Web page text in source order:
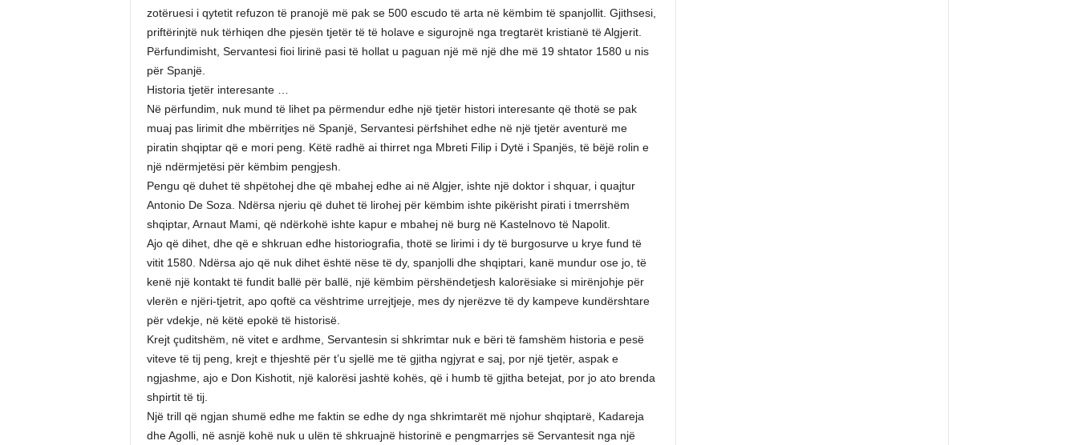
zotëruesi i qytetit refuzon të pranojë më pak se 500 escudo të arta në këmbim të spanjollit. Gjithsesi,
priftërinjtë nuk tërhiqen dhe pjesën tjetër të të holave e sigurojnë nga tregtarët kristianë të Algjerit.
Përfundimisht, Servantesi fioi lirinë pasi të hollat u paguan një më një dhe më 19 shtator 1580 u nis
për Spanjë.
Historia tjetër interesante …
Në përfundim, nuk mund të lihet pa përmendur edhe një tjetër histori interesante që thotë se pak
muaj pas lirimit dhe mbërritjes në Spanjë, Servantesi përfshihet edhe në një tjetër aventurë me
piratin shqiptar që e mori peng. Këtë radhë ai thirret nga Mbreti Filip i Dytë i Spanjës, të bëjë rolin e
një ndërmjetësi për këmbim pengjesh.
Pengu që duhet të shpëtohej dhe që mbahej edhe ai në Algjer, ishte një doktor i shquar, i quajtur
Antonio De Soza. Ndërsa njeriu që duhet të lirohej për këmbim ishte pikërisht pirati i tmerrshëm
shqiptar, Arnaut Mami, që ndërkohë ishte kapur e mbahej në burg në Kastelnovo të Napolit.
Ajo që dihet, dhe që e shkruan edhe historiografia, thotë se lirimi i dy të burgosurve u krye fund të
vitit 1580. Ndërsa ajo që nuk dihet është nëse të dy, spanjolli dhe shqiptari, kanë mundur ose jo, të
kenë një kontakt të fundit ballë për ballë, një këmbim përshëndetjesh kalorësiake si mirënjohje për
vlerën e njëri-tjetrit, apo qoftë ca vështrime urrejtjeje, mes dy njerëzve të dy kampeve kundërshtare
për vdekje, në këtë epokë të historisë.
Krejt çuditshëm, në vitet e ardhme, Servantesin si shkrimtar nuk e bëri të famshëm historia e pesë
viteve të tij peng, krejt e thjeshtë për t’u sjellë me të gjitha ngjyrat e saj, por një tjetër, aspak e
ngjashme, ajo e Don Kishotit, një kalorësi jashtë kohës, që i humb të gjitha betejat, por jo ato brenda
shpirtit të tij.
Një trill që ngjan shumë edhe me faktin se edhe dy nga shkrimtarët më njohur shqiptarë, Kadareja
dhe Agolli, në asnjë kohë nuk u ulën të shkruajnë historinë e pengmarrjes së Servantesit nga një